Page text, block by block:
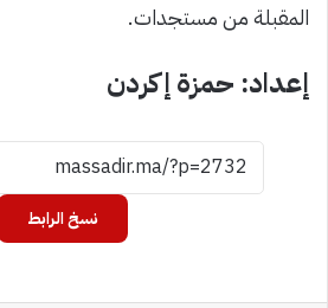
المقبلة من مستجدات.
إعداد: حمزة إكردن
نسخ الرابط